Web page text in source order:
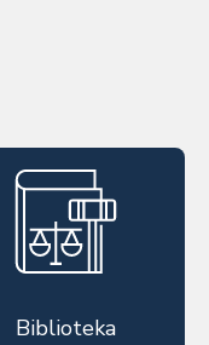
Biblioteka